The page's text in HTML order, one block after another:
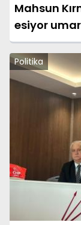
Mahsun
esiyor
olur
Politika